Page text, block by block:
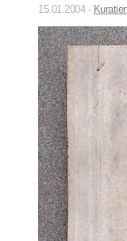
15.01.2004 -